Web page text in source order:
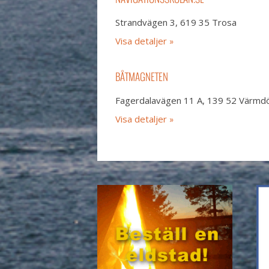
Strandvägen 3, 619 35 Trosa
Visa detaljer
BÅTMAGNETEN
Fagerdalavägen 11 A, 139 52
Visa detaljer